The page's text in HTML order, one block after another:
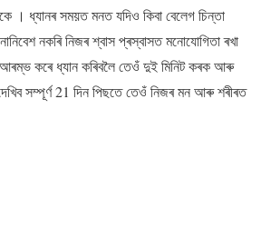
। ধ্যানৰ সময়ত মনত যদিও কিবা বেলেগ চিন্তা
নকৰি নিজৰ শ্বাস প্ৰস্বাসত মনোযোগিতা ৰখা
কৰে ধ্যান কৰিবলৈ তেওঁ দুই মিনিট কৰক আৰু
সম্পূৰ্ণ 21 দিন পিছতে তেওঁ নিজৰ মন আৰু শৰীৰত